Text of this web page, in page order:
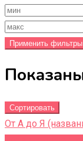
Применить фильтры
Сортировать
От А до Я